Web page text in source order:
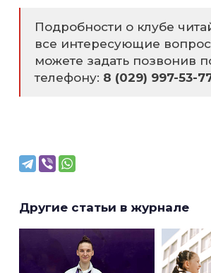
Подробности о клубе
все интересующие
можете задать позвонив
телефону: 8 (029) 997-53-
Другие статьи в журнале